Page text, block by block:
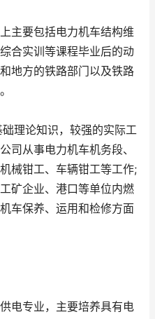
主要包括电力机车结构维
合实训等课程毕业后的动
地方的铁路部门以及铁路
理论知识，较强的实际工
司从事电力机车机务段、
械钳工、车辆钳工等工作;
矿企业、港口等单位内燃
车保养、运用和检修方面
电专业，主要培养具有电